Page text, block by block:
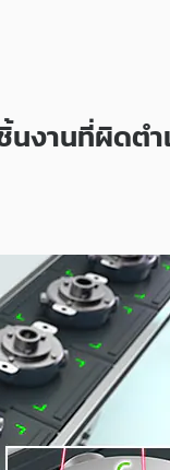
งานที่ผิดตำ